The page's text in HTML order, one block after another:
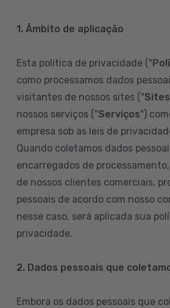
1. Âmbito de aplicação
Esta política de privacidade ("
como processamos dados
visitantes de nossos sites ("Sites
nossos serviços ("Serviços")
empresa sob as leis de
Quando coletamos dados
encarregados de
de nossos clientes comerciais,
pessoais de acordo com nosso
nesse caso, será aplicada sua
privacidade.
2. Dados pessoais que
Embora os dados pessoais que